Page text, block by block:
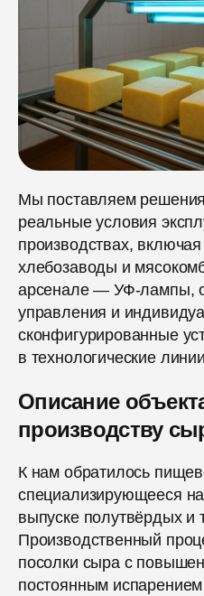
Мы поставляем
реальные условия
производствах,
хлебозаводы и
арсенале — УФ-лампы,
управления и
сконфигурированные
в технологические
Описание
производству
К нам обратилось
специализирующееся
выпуске полутвёрдых и
Производственный
посолки сыра с
постоянным